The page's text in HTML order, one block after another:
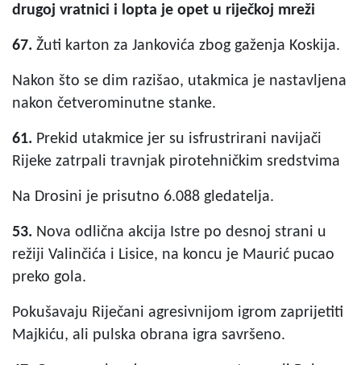
drugoj vratnici i lopta je opet u riječkoj mreži
67. Žuti karton za Jankovića zbog gaženja Koskija.
Nakon što se dim razišao, utakmica je nastavljena
nakon četverominutne stanke.
61. Prekid utakmice jer su isfrustrirani navijači
Rijeke zatrpali travnjak pirotehničkim sredstvima
Na Drosini je prisutno 6.088 gledatelja.
53. Nova odlična akcija Istre po desnoj strani u
režiji Valinčića i Lisice, na koncu je Maurić pucao
preko gola.
Pokušavaju Riječani agresivnijom igrom zaprijetiti
Majkiću, ali pulska obrana igra savršeno.